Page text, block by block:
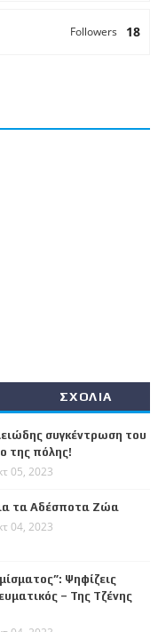
18
Followers
ΣΧΟΛΙΑ
συγκέντρωση του
της πόλης!
05, 2023
τα Αδέσποτα Ζώα
04, 2023
Ψηφίζεις
– Της Τζένης